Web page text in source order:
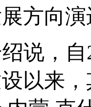
方向
说，自
以来